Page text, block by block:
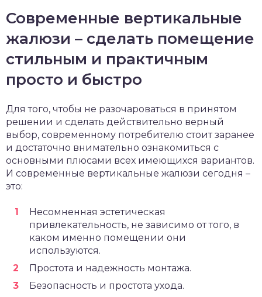
Современные вертикальные
жалюзи – сделать помещение
стильным и практичным
просто и быстро
Для того, чтобы не разочароваться в принятом
решении и сделать действительно верный
выбор, современному потребителю стоит заранее
и достаточно внимательно ознакомиться с
основными плюсами всех имеющихся вариантов.
И современные вертикальные жалюзи сегодня –
это:
Несомненная эстетическая
привлекательность, не зависимо от того, в
каком именно помещении они
используются.
Простота и надежность монтажа.
Безопасность и простота ухода.